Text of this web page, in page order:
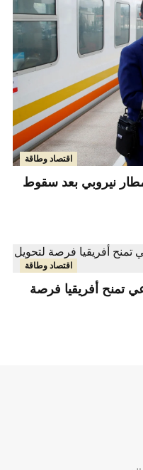
اقتصاد وطاقة
نيروبي بعد سقوط
اقتصاد وطاقة
تمنح أفريقيا فرصة